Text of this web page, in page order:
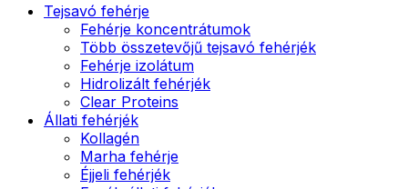
Tejsavó fehérje
Fehérje koncentrátumok
Több összetevőjű tejsavó fehérjék
Fehérje izolátum
Hidrolizált fehérjék
Clear Proteins
Állati fehérjék
Kollagén
Marha fehérje
Éjjeli fehérjék